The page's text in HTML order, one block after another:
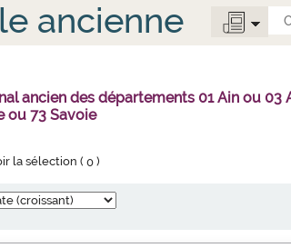
ancienne
ancien des départements 01 Ain ou
ou 73 Savoie
la sélection (0 )